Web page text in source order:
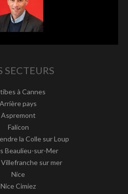
SECTEURS
à Cannes
Arrière pays
Aspremont
Falicon
la Colle sur Loup
Beaulieu-sur-Mer
sur mer
Nice
Nice Cimiez